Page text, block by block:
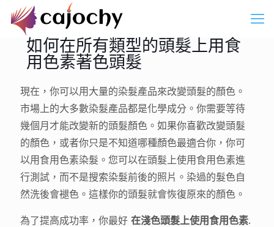
如何在所有類型的頭髮上用食
用色素著色頭髮
現在，你可以用大量的染髮產品來改變頭髮的顏色。
市場上的大多數染髮產品都是化學成分。你需要等待
幾個月才能改變新的頭髮顏色。如果你喜歡改變頭髮
的顏色，或者你只是不知道哪種顏色最適合你，你可
以用食用色素染髮。您可以在頭髮上使用食用色素進
行測試，而不是搜索染髮前後的照片。染過的髮色自
然洗後會褪色。這樣你的頭髮就會恢復原來的顏色。
為了提高成功率，你最好 在淺色頭髮上使用食用色素.